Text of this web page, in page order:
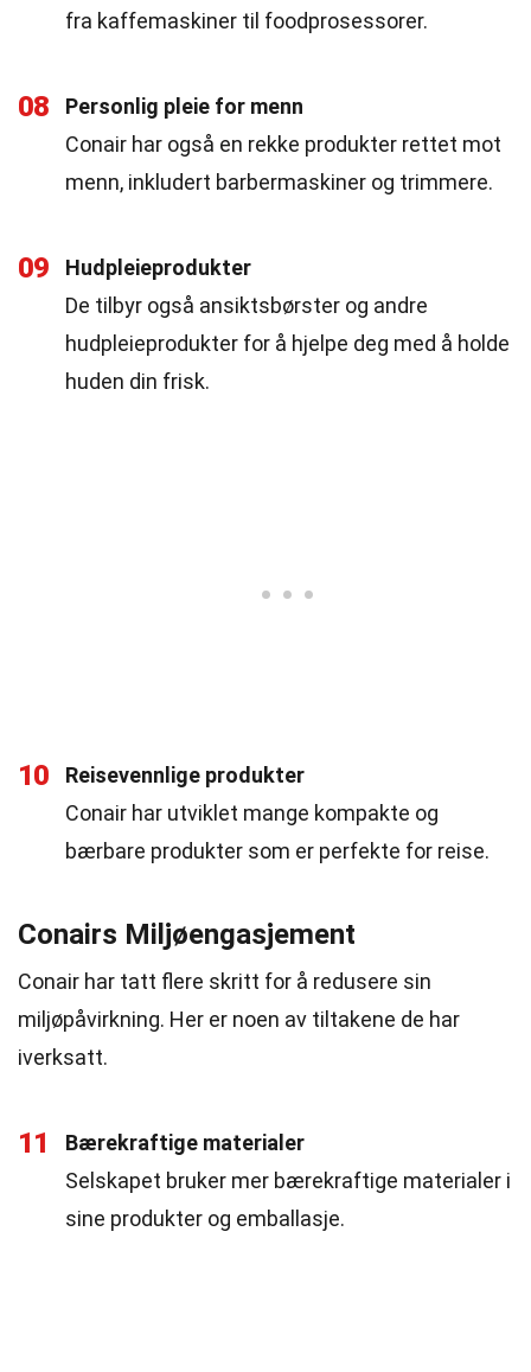
fra kaffemaskiner til foodprosessorer.
08
Personlig pleie for menn
Conair har også en rekke produkter rettet mot
menn, inkludert barbermaskiner og trimmere.
09
Hudpleieprodukter
De tilbyr også ansiktsbørster og andre
hudpleieprodukter for å hjelpe deg med å holde
huden din frisk.
10
Reisevennlige produkter
Conair har utviklet mange kompakte og
bærbare produkter som er perfekte for reise.
Conairs Miljøengasjement
Conair har tatt flere skritt for å redusere sin
miljøpåvirkning. Her er noen av tiltakene de har
iverksatt.
11
Bærekraftige materialer
Selskapet bruker mer bærekraftige materialer i
sine produkter og emballasje.